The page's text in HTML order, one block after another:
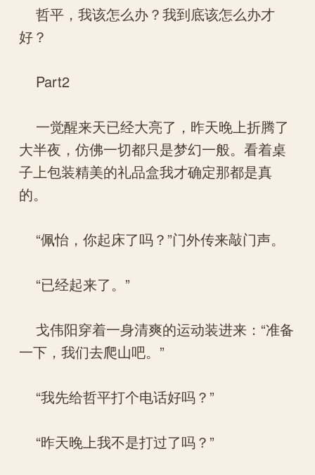
哲平，我该怎么办？我到底该怎么办才
好？
Part2
一觉醒来天已经大亮了，昨天晚上折腾了
大半夜，仿佛一切都只是梦幻一般。看着桌
子上包装精美的礼品盒我才确定那都是真
的。
“佩怡，你起床了吗？”门外传来敲门声。
“已经起来了。”
戈伟阳穿着一身清爽的运动装进来：“准备
一下，我们去爬山吧。”
“我先给哲平打个电话好吗？”
“昨天晚上我不是打过了吗？”